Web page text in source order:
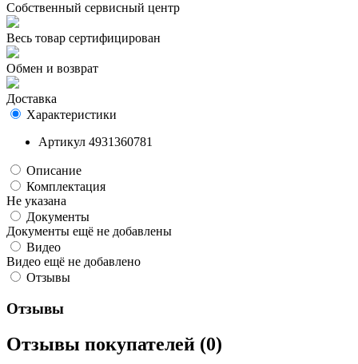
Собственный сервисный центр
Весь товар сертифицирован
Обмен и возврат
Доставка
Характеристики
Артикул 4931360781
Описание
Комплектация
Не указана
Документы
Документы ещё не добавлены
Видео
Видео ещё не добавлено
Отзывы
Отзывы
Отзывы покупателей (0)